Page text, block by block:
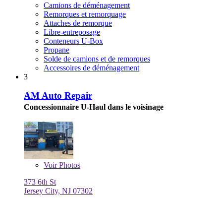
Camions de déménagement
Remorques et remorquage
Attaches de remorque
Libre-entreposage
Conteneurs U-Box
Propane
Solde de camions et de remorques
Accessoires de déménagement
3
AM Auto Repair
Concessionnaire U-Haul dans le voisinage
VoirPhotos
373 6th St
Jersey City, NJ 07302